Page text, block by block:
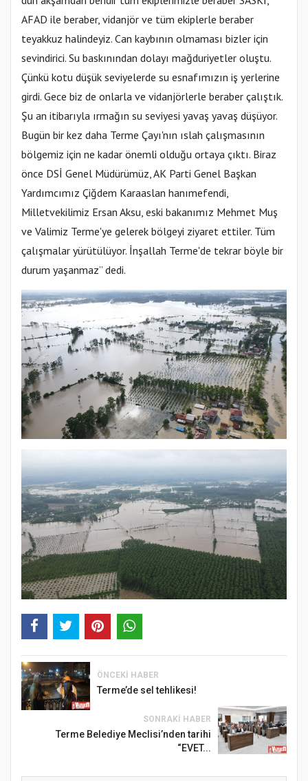
AFAD ile beraber, vidanjör ve tüm ekiplerle beraber
teyakkuz halindeyiz. Can kaybının olmaması bizler için
sevindirici. Su baskınından dolayı mağduriyetler oluştu.
Çünkü kotu düşük seviyelerde su esnafımızın iş yerlerine
girdi. Gece biz de onlarla ve vidanjörlerle beraber çalıştık.
Şu an itibarıyla ırmağın su seviyesi yavaş yavaş düşüyor.
Bugün bir kez daha Terme Çayı'nın ıslah çalışmasının
bölgemiz için ne kadar önemli olduğu ortaya çıktı. Biraz
önce DSİ Genel Müdürümüz, AK Parti Genel Başkan
Yardımcımız Çiğdem Karaaslan hanımefendi,
Milletvekilimiz Ersan Aksu, eski bakanımız Mehmet Muş
ve Valimiz Terme'ye gelerek bölgeyi ziyaret ettiler. Tüm
çalışmalar yürütülüyor. İnşallah Terme'de tekrar böyle bir
durum yaşanmaz” dedi.
ÖNCEKI HABER
Terme’de sel tehlikesi!
SONRAKI HABER
Terme Belediye Meclisi’nden tarihi
“EVET...